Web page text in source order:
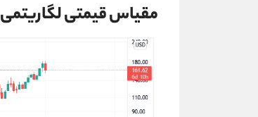
مقیاس قیمتی لگاریتمی